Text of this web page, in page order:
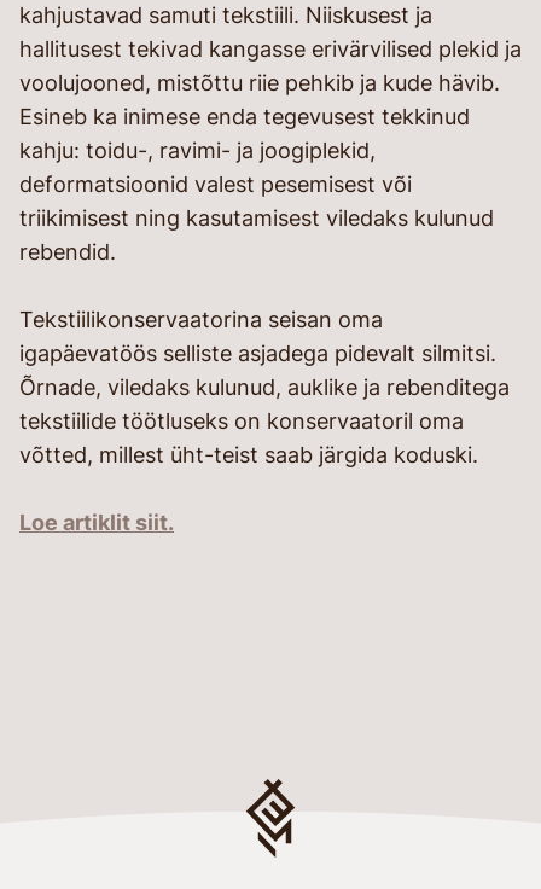
kahjustavad samuti tekstiili. Niiskusest ja
hallitusest tekivad kangasse erivärvilised plekid ja
voolujooned, mistõttu riie pehkib ja kude hävib.
Esineb ka inimese enda tegevusest tekkinud
kahju: toidu-, ravimi- ja joogiplekid,
deformatsioonid valest pesemisest või
triikimisest ning kasutamisest viledaks kulunud
rebendid.
Tekstiilikonservaatorina seisan oma
igapäevatöös selliste asjadega pidevalt silmitsi.
Õrnade, viledaks kulunud, auklike ja rebenditega
tekstiilide töötluseks on konservaatoril oma
võtted, millest üht-teist saab järgida koduski.
Loe artiklit siit.